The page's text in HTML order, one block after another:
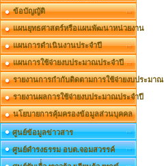
ข้อบัญญัติ
แผนยุทธศาสตร์หรือแผนพัฒนาหน่วยงาน
แผนการดำเนินงานประจำปี
แผนการใช้จ่ายงบประมาณประจำปี
รายงานการกำกับติดตามการใช้จ่ายงบประมาณ
รายงานผลการใช้จ่ายงบประมาณประจำปี
นโยบายการคุ้มครองข้อมูลส่วนบุคคล
ศูนย์ข้อมูลข่าวสาร
ศูนย์ดำรงธรรม อบต.จอมสวรรค์